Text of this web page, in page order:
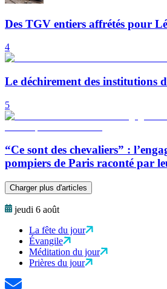
Des TGV entiers affrétés pour
4
Le déchirement des institutions
5
“Ce sont des chevaliers” :
pompiers de Paris raconté par
Charger plus d'articles
jeudi 6 août
La fête du jour
Évangile
Méditation du jour
Prières du jour